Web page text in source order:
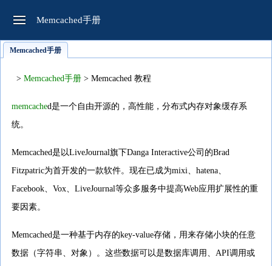
Memcached手册
Memcached手册
> Memcached手册 > Memcached 教程
memcached是一个自由开源的，高性能，分布式内存对象缓存系
统。
Memcached是以LiveJournal旗下Danga Interactive公司的Brad
Fitzpatric为首开发的一款软件。现在已成为mixi、hatena、
Facebook、Vox、LiveJournal等众多服务中提高Web应用扩展性的重
要因素。
Memcached是一种基于内存的key-value存储，用来存储小块的任意
数据（字符串、对象）。这些数据可以是数据库调用、API调用或